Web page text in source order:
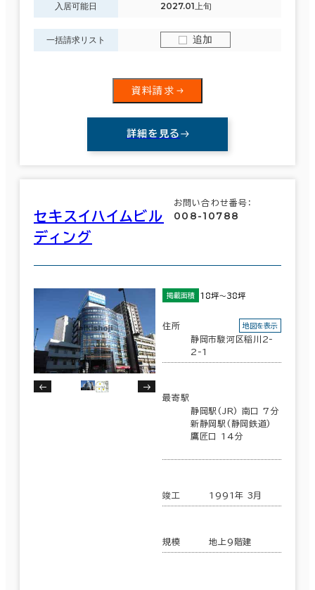
入居可能日 2027.01上旬
一括請求リスト 追加
資料請求
詳細を見る
セキスイハイムビル
ディング
お問い合わせ番号：
008-10788
掲載面積 18坪～38坪
住所
静岡市駿河区稲川2-
2-1
地図を表示
最寄駅
静岡駅(JR) 南口 7分
新静岡駅(静岡鉄道)
鷹匠口 14分
竣工 1991年 3月
規模 地上9階建